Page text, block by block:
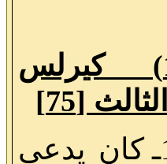
1) كيرلس
الثالث [75]
1ـ كان يدعى